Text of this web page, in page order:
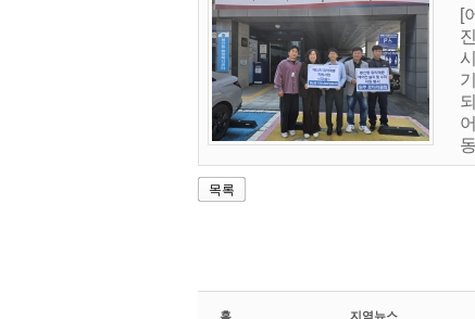
[
목록
홈 지역뉴스